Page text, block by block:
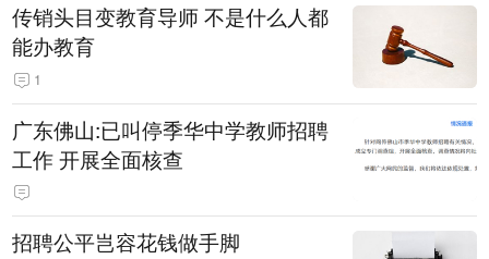
传销头目变教育导师 不是什么人都
能办教育
1
广东佛山:已叫停季华中学教师招聘
工作 开展全面核查
招聘公平岂容花钱做手脚